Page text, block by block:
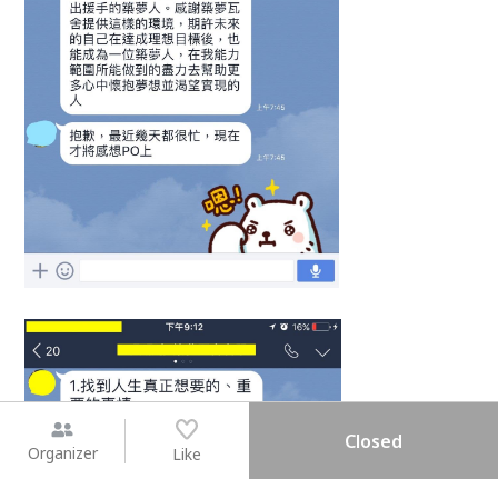
Organizer Like
Closed